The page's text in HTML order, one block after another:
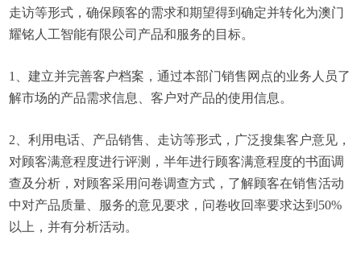
走访等形式，确保顾客的需求和期望得到确定并转化为澳门
耀铭人工智能有限公司产品和服务的目标。
1、建立并完善客户档案，通过本部门销售网点的业务人员了
解市场的产品需求信息、客户对产品的使用信息。
2、利用电话、产品销售、走访等形式，广泛搜集客户意见，
对顾客满意程度进行评测，半年进行顾客满意程度的书面调
查及分析，对顾客采用问卷调查方式，了解顾客在销售活动
中对产品质量、服务的意见要求，问卷收回率要求达到50%
以上，并有分析活动。